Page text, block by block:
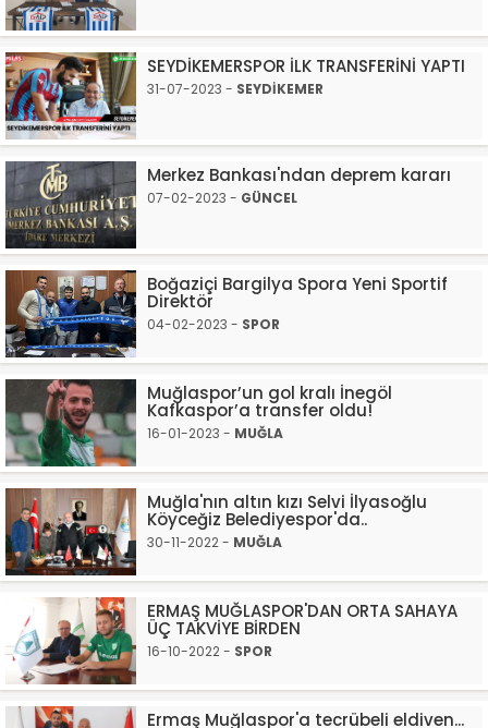
SEYDİKEMERSPOR İLK TRANSFERİNİ YAPTI
31-07-2023 - SEYDİKEMER
Merkez Bankası'ndan deprem kararı
07-02-2023 - GÜNCEL
Boğaziçi Bargilya Spora Yeni Sportif
Direktör
04-02-2023 - SPOR
Muğlaspor’un gol kralı İnegöl
Kafkaspor’a transfer oldu!
16-01-2023 - MUĞLA
Muğla'nın altın kızı Selvi İlyasoğlu
Köyceğiz Belediyespor'da..
30-11-2022 - MUĞLA
ERMAŞ MUĞLASPOR'DAN ORTA SAHAYA
ÜÇ TAKVİYE BİRDEN
16-10-2022 - SPOR
Ermaş Muğlaspor'a tecrübeli eldiven...